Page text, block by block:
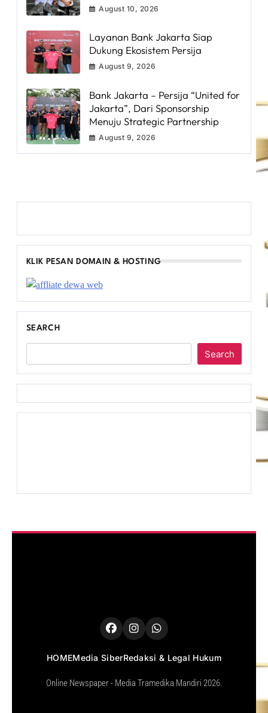
August 10, 2026
Layanan Bank Jakarta Siap
Dukung Ekosistem Persija
August 9, 2026
Bank Jakarta – Persija “United for
Jakarta”, Dari Sponsorship
Menuju Strategic Partnership
August 9, 2026
KLIK PESAN DOMAIN & HOSTING
SEARCH
Search
HOMEMedia SiberRedaksi & Legal Hukum
Online Newspaper - Media Tramedika Mandiri 2026.